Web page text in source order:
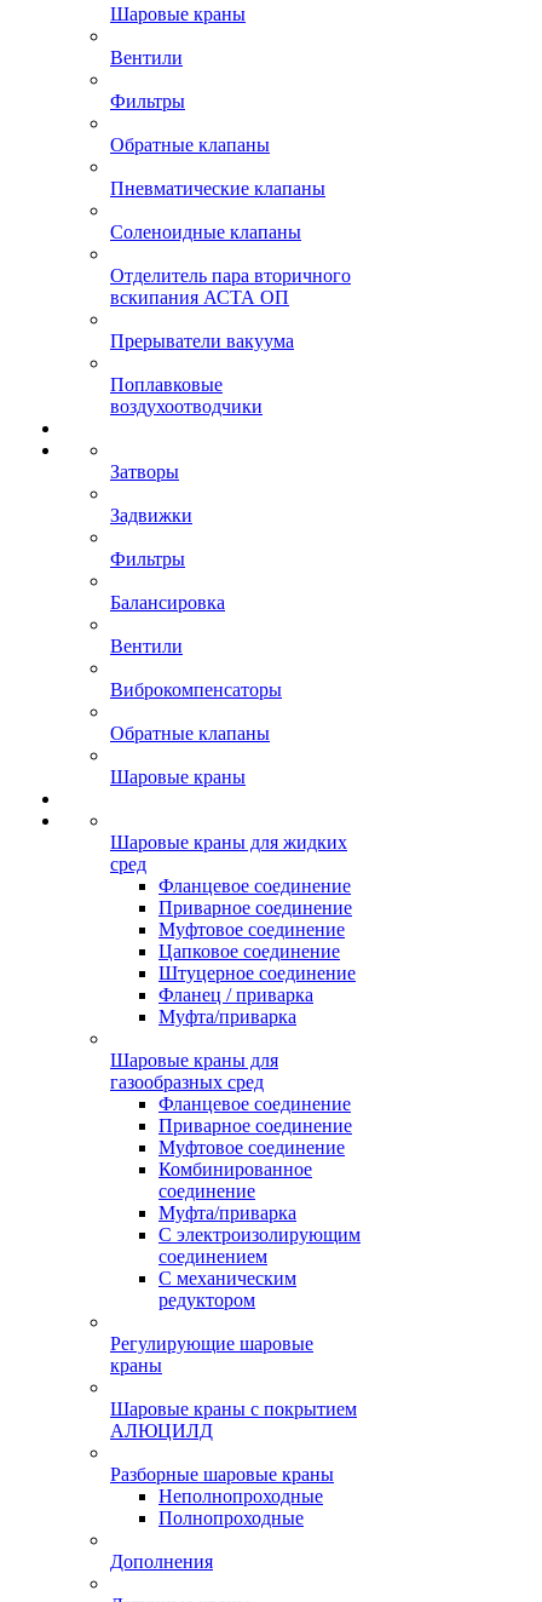
Шаровые краны
Вентили
Фильтры
Обратные клапаны
Пневматические клапаны
Соленоидные клапаны
Отделитель пара вторичного
вскипания АСТА ОП
Прерыватели вакуума
Поплавковые
воздухоотводчики
Затворы
Задвижки
Фильтры
Балансировка
Вентили
Виброкомпенсаторы
Обратные клапаны
Шаровые краны
Шаровые краны для жидких
сред
Фланцевое соединение
Приварное соединение
Муфтовое соединение
Цапковое соединение
Штуцерное соединение
Фланец / приварка
Муфта/приварка
Шаровые краны для
газообразных сред
Фланцевое соединение
Приварное соединение
Муфтовое соединение
Комбинированное
соединение
Муфта/приварка
С электроизолирующим
соединением
С механическим
редуктором
Регулирующие шаровые
краны
Шаровые краны с покрытием
АЛЮЦИЛД
Разборные шаровые краны
Неполнопроходные
Полнопроходные
Дополнения